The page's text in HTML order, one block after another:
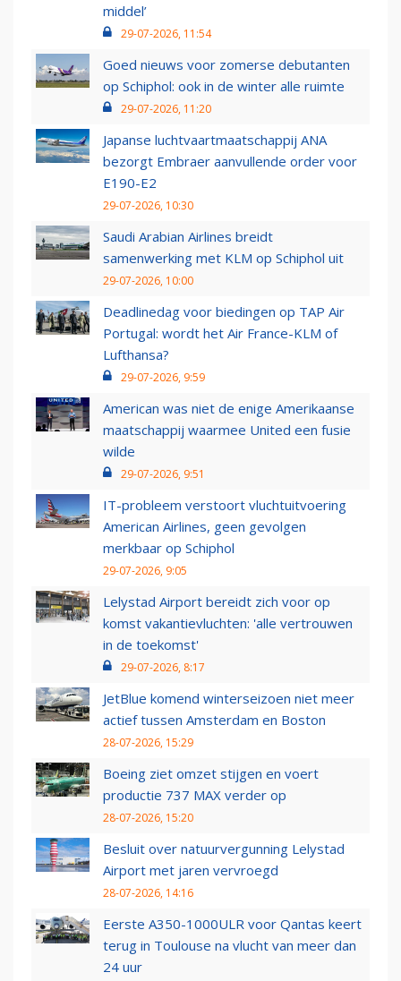
middel’
29-07-2026, 11:54
Goed nieuws voor zomerse debutanten
op Schiphol: ook in de winter alle ruimte
29-07-2026, 11:20
Japanse luchtvaartmaatschappij ANA
bezorgt Embraer aanvullende order voor
E190-E2
29-07-2026, 10:30
Saudi Arabian Airlines breidt
samenwerking met KLM op Schiphol uit
29-07-2026, 10:00
Deadlinedag voor biedingen op TAP Air
Portugal: wordt het Air France-KLM of
Lufthansa?
29-07-2026, 9:59
American was niet de enige Amerikaanse
maatschappij waarmee United een fusie
wilde
29-07-2026, 9:51
IT-probleem verstoort vluchtuitvoering
American Airlines, geen gevolgen
merkbaar op Schiphol
29-07-2026, 9:05
Lelystad Airport bereidt zich voor op
komst vakantievluchten: 'alle vertrouwen
in de toekomst'
29-07-2026, 8:17
JetBlue komend winterseizoen niet meer
actief tussen Amsterdam en Boston
28-07-2026, 15:29
Boeing ziet omzet stijgen en voert
productie 737 MAX verder op
28-07-2026, 15:20
Besluit over natuurvergunning Lelystad
Airport met jaren vervroegd
28-07-2026, 14:16
Eerste A350-1000ULR voor Qantas keert
terug in Toulouse na vlucht van meer dan
24 uur